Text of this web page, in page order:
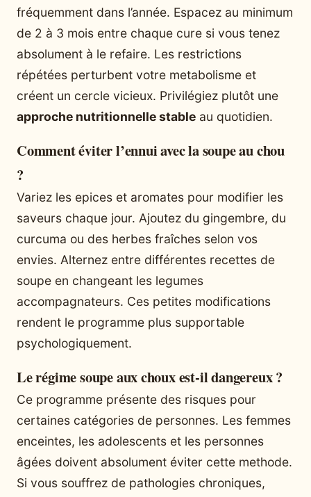
fréquemment dans l’année. Espacez au minimum
de 2 à 3 mois entre chaque cure si vous tenez
absolument à le refaire. Les restrictions
répétées perturbent votre metabolisme et
créent un cercle vicieux. Privilégiez plutôt une
approche nutritionnelle stable au quotidien.
Comment éviter l’ennui avec la soupe au chou
?
Variez les epices et aromates pour modifier les
saveurs chaque jour. Ajoutez du gingembre, du
curcuma ou des herbes fraîches selon vos
envies. Alternez entre différentes recettes de
soupe en changeant les legumes
accompagnateurs. Ces petites modifications
rendent le programme plus supportable
psychologiquement.
Le régime soupe aux choux est-il dangereux ?
Ce programme présente des risques pour
certaines catégories de personnes. Les femmes
enceintes, les adolescents et les personnes
âgées doivent absolument éviter cette methode.
Si vous souffrez de pathologies chroniques,